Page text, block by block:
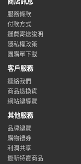
服務條款
付款方式
運費寄送說明
隱私權政策
團購單下載
客戶服務
連絡我們
商品退換貨
網站總導覽
其他服務
品牌總覽
購物禮券
利潤共享
最新特賣商品